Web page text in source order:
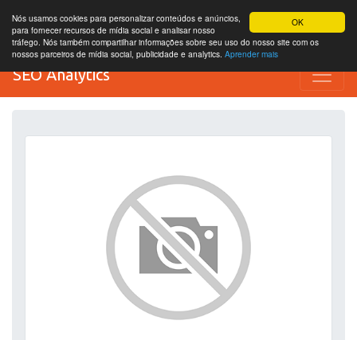
OK
Nós usamos cookies para personalizar conteúdos e anúncios,
para fornecer recursos de mídia social e analisar nosso
tráfego. Nós também compartilhar informações sobre seu uso do nosso site com os
nossos parceiros de mídia social, publicidade e analytics. Aprender mais
SEO Analytics